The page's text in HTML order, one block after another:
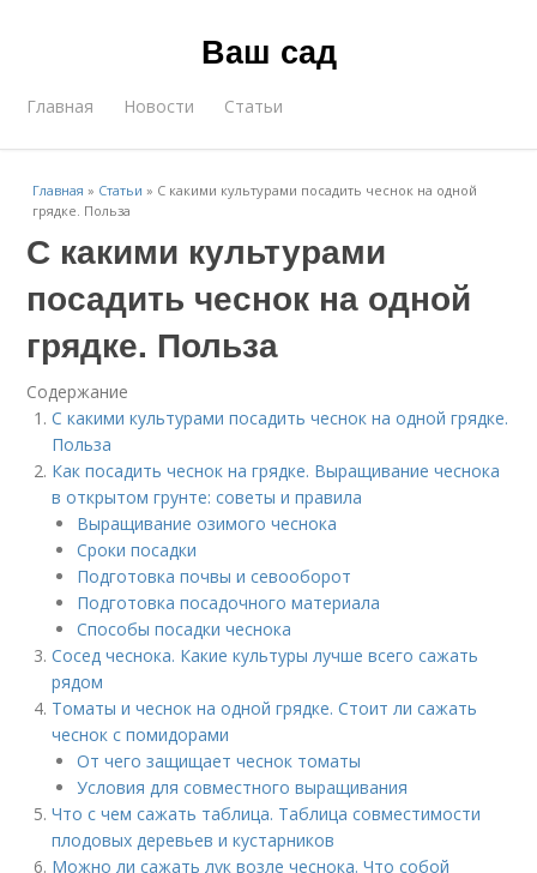
Ваш сад
Главная Новости Статьи
Главная » Статьи » С какими культурами посадить чеснок на одной
грядке. Польза
С какими культурами
посадить чеснок на одной
грядке. Польза
Содержание
С какими культурами посадить чеснок на одной грядке.
Польза
Как посадить чеснок на грядке. Выращивание чеснока
в открытом грунте: советы и правила
Выращивание озимого чеснока
Сроки посадки
Подготовка почвы и севооборот
Подготовка посадочного материала
Способы посадки чеснока
Сосед чеснока. Какие культуры лучше всего сажать
рядом
Томаты и чеснок на одной грядке. Стоит ли сажать
чеснок с помидорами
От чего защищает чеснок томаты
Условия для совместного выращивания
Что с чем сажать таблица. Таблица совместимости
плодовых деревьев и кустарников
Можно ли сажать лук возле чеснока. Что собой